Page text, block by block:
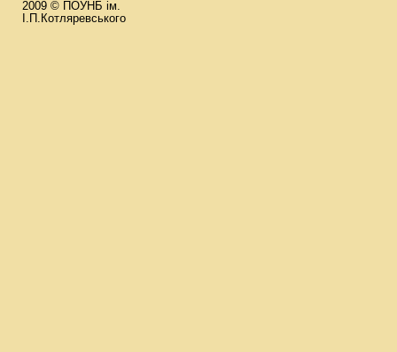
2009 © ПОУНБ ім.
І.П.Котляревського